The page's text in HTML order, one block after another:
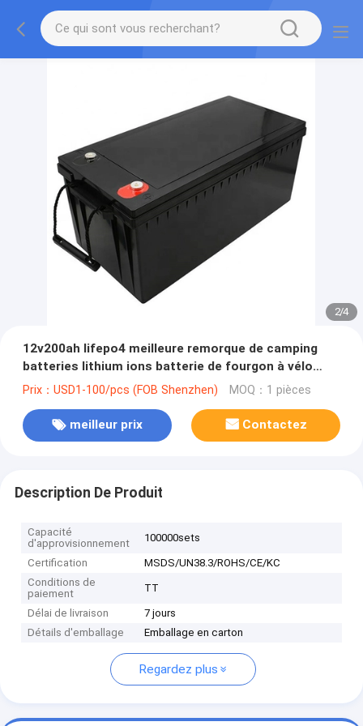
2/4
12v200ah lifepo4 meilleure remorque de camping
batteries lithium ions batterie de fourgon à vélo
profond
Prix：USD1-100/pcs (FOB Shenzhen) MOQ：1 pièces
meilleur prix Contactez
Description De Produit
Capacité
d'approvisionnement
100000sets
Certification
MSDS/UN38.3/ROHS/CE/KC
Conditions de
paiement
TT
Délai de livraison
7 jours
Détails d'emballage
Emballage en carton
Regardez plus